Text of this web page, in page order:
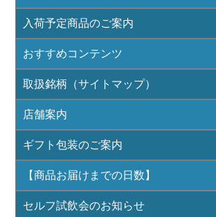
入荷予定商品のご案内
おすすめコンテンツ
取扱銘柄（サイトマップ）
店舗案内
ギフト包装のご案内
【商品お届けまでの日数】
セルフ試飲会のお知らせ